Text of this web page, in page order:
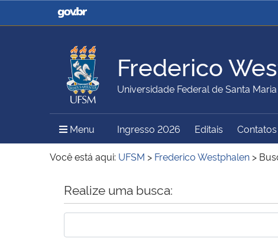
Casa Civil
Ministério da Justiça e
Ministério da Agricultura,
Pecuária e Abastecimento
Ministério da Educação
Ministério do Meio Ambiente Ministério do Turismo
Frederico
Universidade Federal de Santa Maria
Menu Menu Principal do Sítio
Ingresso 2026 Editais Contatos
Você está aqui: UFSM > Frederico Westphalen >
Início do conteúdo
Realize uma busca: